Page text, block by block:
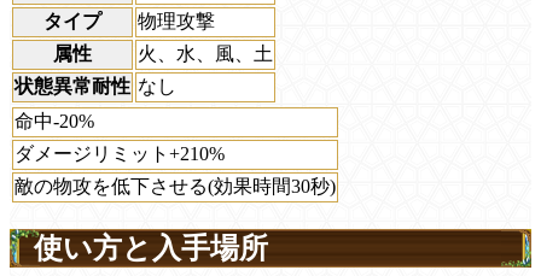
タイプ
物理攻撃
属性
火、水、風、土
状態異常耐性 なし
命中-20%
ダメージリミット+210%
敵の物攻を低下させる(効果時間30秒)
使い方と入手場所